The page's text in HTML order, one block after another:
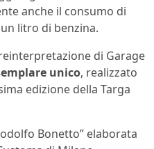
anche il consumo di
litro di benzina.
di Garage
unico, realizzato
edizione della Targa
Bonetto” elaborata